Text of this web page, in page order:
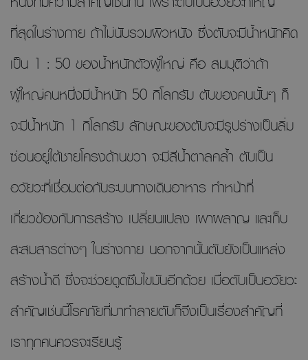
ที่สุดในร่างกาย ถ้าไม่นับรวมผิวหนัง ซึ่งตับจะมีน้ำหนักคิด
เป็น 1 : 50 ของน้ำหนักตัวผู้ใหญ่ คือ สมมุติว่าถ้า
ผู้ใหญ่คนหนึ่งมีน้ำหนัก 50 กิโลกรัม ตับของคนนั้นๆ ก็
จะมีน้ำหนัก 1 กิโลกรัม ลักษณะของตับจะมีรูปร่างเป็นลิ่ม
ซ่อนอยู่ใต้ชายโครงด้านขวา จะมีสีน้ำตาลคล้ำ ตับเป็น
อวัยวะที่เชื่อมต่อกับระบบทางเดินอาหาร ทำหน้าที่
เกี่ยวข้องกับการสร้าง เปลี่ยนแปลง เผาผลาญ และเก็บ
สะสมสารต่างๆ ในร่างกาย นอกจากนั้นตับยังเป็นแหล่ง
สร้างน้ำดี ซึ่งจะช่วยดูดซึมไขมันอีกด้วย เมื่อตับเป็นอวัยวะ
สำคัญเช่นนี้โรคภัยที่มาทำลายตับก็จึงเป็นเรื่องสำคัญที่
เราทุกคนควรจะเรียนรู้